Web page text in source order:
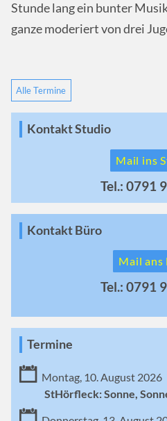
Stunde lang ein bunter
ganze moderiert von drei
Alle Termine
Kontakt Studio
Mail ins
Tel.: 0791
Kontakt Büro
Mail ans
Tel.: 0791
Termine
Montag, 10. August 2026
StHörfleck: Sonne,